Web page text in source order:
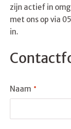
zijn actief in
met ons op via
in.
Naam